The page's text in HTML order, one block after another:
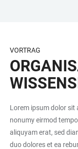
VORTRAG
Lorem ipsum dolor sit
nonumy eirmod
aliquyam erat, sed
duo dolores et ea